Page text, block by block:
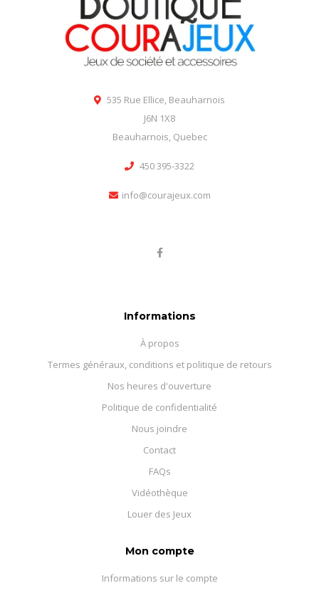
535 Rue Ellice, Beauharnois
J6N 1X8
Beauharnois, Quebec
450 395-3322
info@courajeux.com
Informations
À propos
Termes généraux, conditions et politique de retours
Nos heures d'ouverture
Politique de confidentialité
Nous joindre
Contact
FAQs
Vidéothèque
Louer des Jeux
Mon compte
Informations sur le compte